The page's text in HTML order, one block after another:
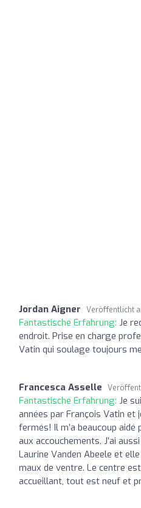
Jordan Aigner Veröffentlicht
Fantastische Erfahrung: Je
endroit. Prise en charge
Vatin qui soulage toujours
Francesca Asselle
Fantastische Erfahrung: Je
années par François Vatin et
fermés! Il m’a beaucoup
aux accouchements. J’ai
Laurine Vanden Abeele et
maux de ventre. Le centre
accueillant, tout est neuf et